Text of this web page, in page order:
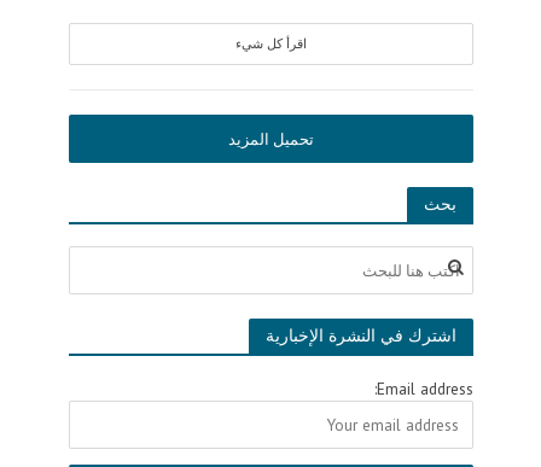
اقرأ كل شيء
تحميل المزيد
بحث
اشترك في النشرة الإخبارية
Email address: